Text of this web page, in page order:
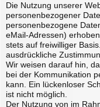
Die Nutzung unserer
personenbezogener
personenbezogene
eMail-Adressen)
stets auf freiwilliger
ausdrückliche
Wir weisen darauf hin,
bei der Kommunikation
kann. Ein lückenloser
ist nicht möglich.
Der Nutzung von im